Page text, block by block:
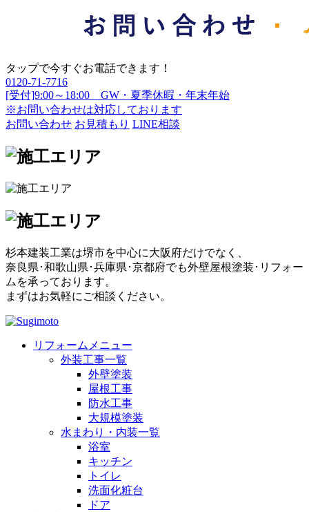
タップで今すぐお電話できます！
0120-71-7716
[受付]9:00～18:00 GW・夏季休暇・年末年始
※お問い合わせは対応しております
お問い合わせ お見積もり LINE相談
杉本建装工業は堺市を中心に大阪府だけでなく、
奈良県･和歌山県･兵庫県･京都府でも外壁屋根塗装･リフォー
ムを承っております。
まずはお気軽にご相談ください。
リフォームメニュー
外装工事一覧
外壁塗装
屋根工事
防水工事
大規模塗装
水まわり・内装一覧
浴室
キッチン
トイレ
洗面化粧台
ドア